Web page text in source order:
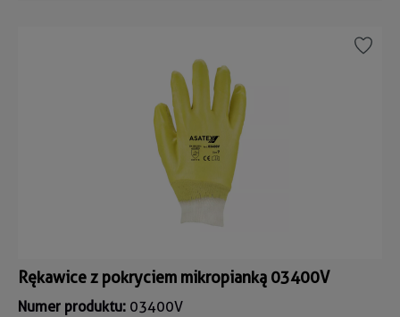
Rękawice z pokryciem mikropianką 03400V
Numer produktu: 03400V